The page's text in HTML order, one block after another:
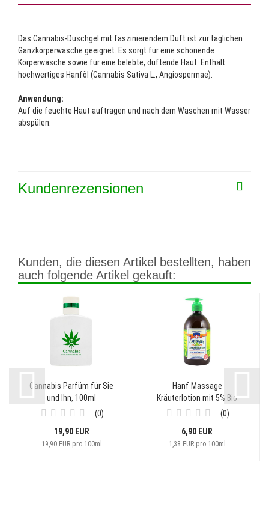
Das Cannabis-Duschgel mit faszinierendem Duft ist zur täglichen
Ganzkörperwäsche geeignet. Es sorgt für eine schonende
Körperwäsche sowie für eine belebte, duftende Haut. Enthält
hochwertiges Hanföl (Cannabis Sativa L., Angiospermae).
Anwendung:
Auf die feuchte Haut auftragen und nach dem Waschen mit Wasser
abspülen.
Kundenrezensionen
Kunden, die diesen Artikel bestellten, haben
auch folgende Artikel gekauft:
Cannabis Parfüm für Sie
und Ihn, 100ml
0
19,90 EUR
19,90 EUR pro 100ml
Hanf Massage
Kräuterlotion mit 5% Bio
Hanföl,...
0
6,90 EUR
1,38 EUR pro 100ml